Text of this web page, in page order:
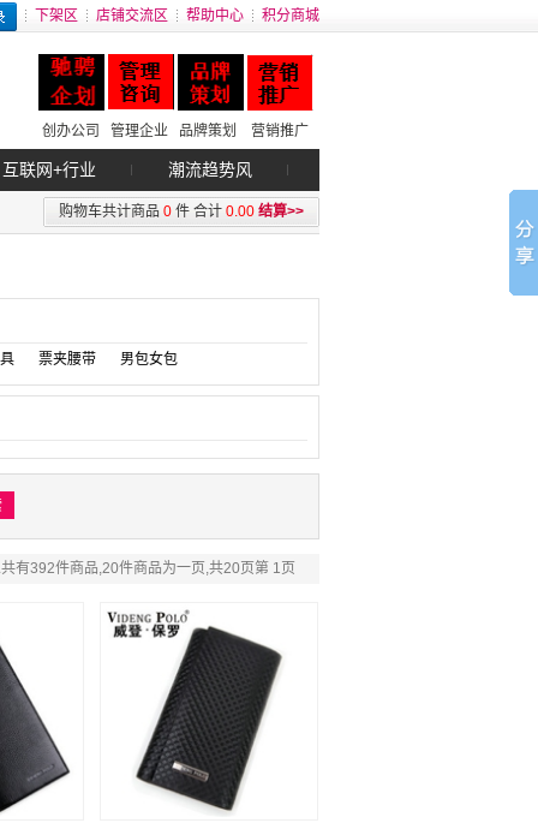
下架区 店铺交流区 帮助中心 积分商城
创办公司 管理企业 品牌策划 营销推广
互联网+行业 潮流趋势风
购物车共计商品 0 件 合计 0.00 结算>>
票夹腰带 男包女包
有392件商品,20件商品为一页,共20页第 1页